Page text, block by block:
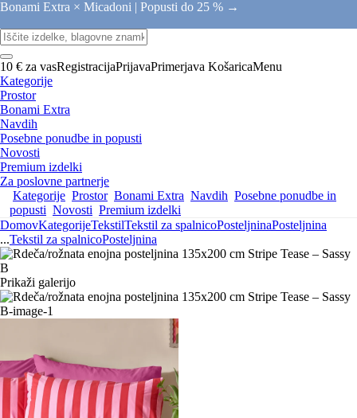
Bonami Extra × Micadoni | Popusti do 25 % →
10 € za vasRegistracijaPrijavaPrimerjava KošaricaMenu
Kategorije
Prostor
Bonami Extra
Navdih
Posebne ponudbe in popusti
Novosti
Premium izdelki
Za poslovne partnerje
Kategorije Prostor Bonami Extra Navdih Posebne ponudbe in
popusti Novosti Premium izdelki
DomovKategorijeTekstilTekstil za spalnicoPosteljninaPosteljnina
...Tekstil za spalnicoPosteljnina
Prikaži galerijo